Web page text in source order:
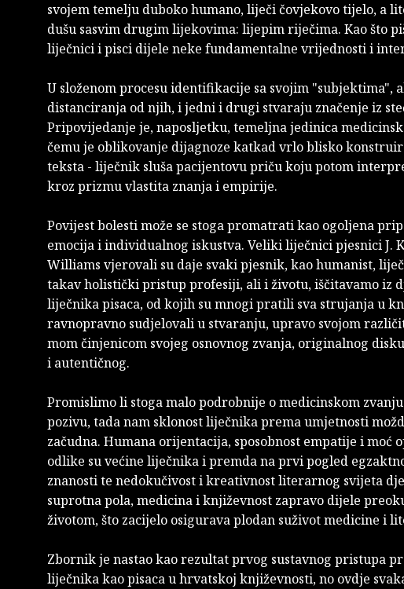
svojem temelju duboko humano, liječi čovjekovo tijelo, a
dušu sasvim drugim lijekovima: lijepim riječima. Kao što
liječnici i pisci dijele neke fundamentalne vrijednosti i
U složenom procesu identifikacije sa svojim "subjektima",
distanciranja od njih, i jedni i drugi stvaraju značenje iz
Pripovijedanje je, napo­sljetku, temeljna jedinica
čemu je oblikovanje dijagnoze katkad vrlo blisko
teksta - liječnik sluša pacijentovu priču koju potom
kroz prizmu vlastita zna­nja i empirije.
Povijest bolesti može se stoga promatrati kao ogoljena
emocija i individualnog iskustva. Veliki liječnici pjesnici J.
Williams vjerovali su daje svaki pjesnik, kao humanist,
takav holistički pristup profesiji, ali i životu, iščitavamo iz
liječnika pisaca, od kojih su mnogi pratili sva strujanja u
ravnopravno sudjelovali u stvaranju, upravo svojom
mom činjenicom svojeg osnovnog zvanja, originalnog
i autentičnog.
Promislimo li stoga malo podrobnije o medicinskom
pozivu, tada nam sklonost liječnika prema umjetnosti
začudna. Humana orijentacija, sposobnost empatije i moć
odlike su većine liječnika i premda na prvi pogled
znanosti te nedokučivost i kreativnost literarnog svijeta
suprotna pola, medicina i književnost zapravo dijele
životom, što zacijelo osigurava plodan suživot medicine i
Zbornik je nastao kao rezultat prvog sustavnog pristupa
liječnika kao pisaca u hrvatskoj književnosti, no ovdje